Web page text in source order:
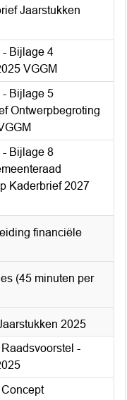
Jaarstukken
- Bijlage 4
VGGM
- Bijlage 5
Ontwerpbegroting
- Bijlage 8
Kaderbrief 2027
financiële
(45 minuten per
2025
-